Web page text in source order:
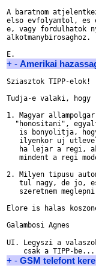
A baratnom
elso evfolyamtol, es
e, vagy fordulhatok
alkotmanybirosaghoz.
+ - Amerikai
Sziasztok TIPP-elok!
Tudja-e valaki, hogy
1. Magyar
"honositani",
is bonyolitja,
ilyenkor uj
ha lejar a regi,
mindent a regi
2. Milyen tipusu
tul nagy, de jo,
szeretnem
Elore is halas
Galambosi Agnes
UI. Legyszi a
+ - GSM telefont